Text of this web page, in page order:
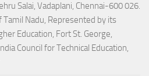
Salai, Vadaplani, Chennai-600 026.
Tamil Nadu, Represented by its
Education, Fort St. George,
Council for Technical Education,